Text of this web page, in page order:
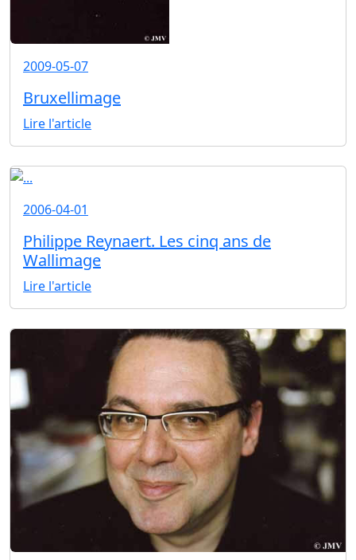
2009-05-07
Bruxellimage
Lire l'article
2006-04-01
Philippe Reynaert. Les cinq ans de
Wallimage
Lire l'article